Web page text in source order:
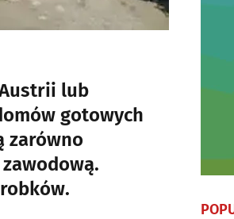
lub
gotowych
zarówno